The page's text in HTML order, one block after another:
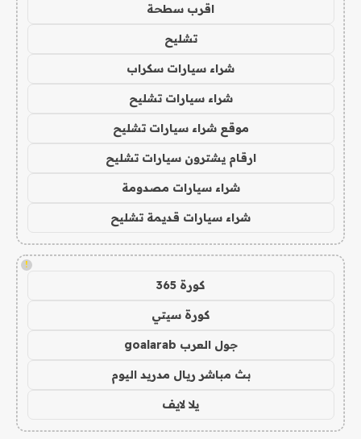
اقرب سطحة
تشليح
شراء سيارات سكراب
شراء سيارات تشليح
موقع شراء سيارات تشليح
ارقام يشترون سيارات تشليح
شراء سيارات مصدومة
شراء سيارات قديمة تشليح
!
كورة 365
كورة سيتي
جول العرب goalarab
بث مباشر ريال مدريد اليوم
يلا لايف